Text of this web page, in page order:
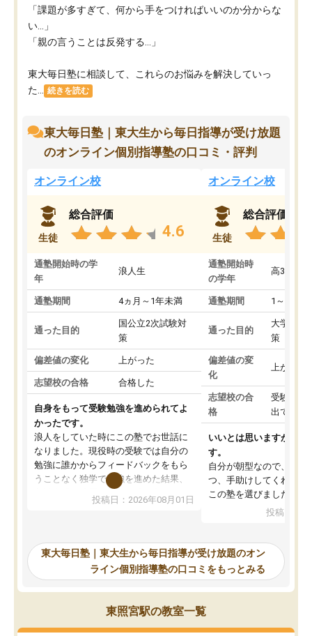
「課題が多すぎて、何から手をつければいいのか分からな
い…」
「親の言うことは反発する…」
東大毎日塾に相談して、これらのお悩みを解決していっ
た...
続きを読む
東大毎日塾｜東大生から毎日指導が受け放題
のオンライン個別指導塾の口コミ・評判
オンライン校
生徒
総合評価
4.6
通塾開始時の学
年
浪人生
通塾期間 4ヵ月～1年未満
通った目的
国公立2次試験対
策
偏差値の変化 上がった
志望校の合格 合格した
自身をもって受験勉強を進められてよ
かったです。
浪人をしていた時にこの塾でお世話に
なりました。現役時の受験では自分の
勉強に誰かからフィードバックをもら
うことなく独学で勉強を進めた結果、
入試本番に地歴の学習が間に合わず不
合格となってしまいました。その経験
東大毎日塾にたどり着きました。学習
の長期計画や日々の勉強のやり方につ
いて客観的なアドバイスをいただけた
ので、自信をもって受験勉強を進める
ことができました。自分のように勉強
のやり方や進捗管理で苦労している方
には特におすすめしたい塾です。
投稿日：2026年08月01日
オンライン校
生徒
総合評価
通塾開始時
の学年
高3
通塾期間 1～3ヵ月
通った目的
大学入学
策
偏差値の変
化
上がった
志望校の合
格
受験して
出ていな
いいとは思いますが、料
す。
自分が朝型なので、自習
つ、手助けしてくれる設
この塾を選びました。
投稿日：
東大毎日塾｜東大生から毎日指導が受け放題のオン
ライン個別指導塾の口コミをもっとみる
東照宮駅の教室一覧